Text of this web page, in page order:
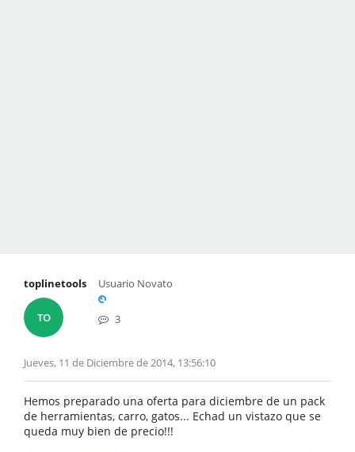
toplinetools
TO
Usuario Novato
3
Jueves, 11 de Diciembre de 2014, 13:56:10
Hemos preparado una oferta para diciembre de un pack
de herramientas, carro, gatos... Echad un vistazo que se
queda muy bien de precio!!!